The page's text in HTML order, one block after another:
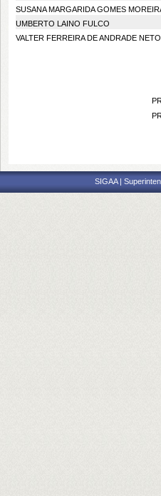
SUSANA MARGARIDA GOMES
UMBERTO LAINO FULCO
VALTER FERREIRA DE ANDRADE NETO
SIGAA |